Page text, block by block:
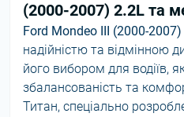
(2000-2007) 2.2L та
Ford Mondeo III (2000-2007)
надійністю та відмінною
його вибором для водіїв,
збалансованість та
Титан, спеціально